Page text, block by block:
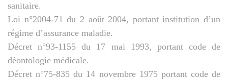
sanitaire.
Loi n°2004-71 du 2 août 2004, portant institution d’un
régime d’assurance maladie.
Décret n°93-1155 du 17 mai 1993, portant code de
déontologie médicale.
Décret n°75-835 du 14 novembre 1975 portant code de